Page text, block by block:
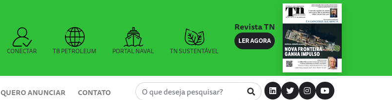
CONECTAR TB PETROLEUM PORTAL NAVAL TN SUSTENTÁVEL
Revista TN
LER AGORA
QUERO ANUNCIAR CONTATO